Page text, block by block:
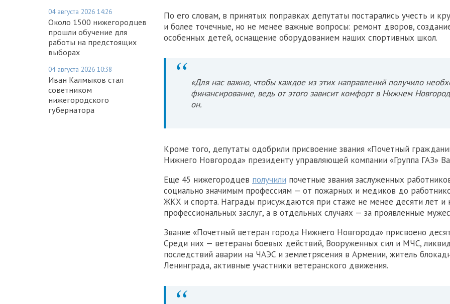
04 августа 2026 14:26
Около 1500 нижегородцев
прошли обучение для
работы на предстоящих
выборах
04 августа 2026 10:38
Иван Калмыков стал
советником
нижегородского
губернатора
По его словам, в принятых поправках депутаты постарались учесть и
и более точечные, но не менее важные вопросы: ремонт дворов,
особенных детей, оснащение оборудованием наших спортивных школ.
«Для нас важно, чтобы каждое из этих направлений получило
финансирование, ведь от этого зависит комфорт в Нижнем
он.
Кроме того, депутаты одобрили присвоение звания «Почетный
Нижнего Новгорода» президенту управляющей компании «Группа ГАЗ»
Еще 45 нижегородцев получили почетные звания заслуженных
социально значимым профессиям — от пожарных и медиков до
ЖКХ и спорта. Награды присуждаются при стаже не менее десяти лет и
профессиональных заслуг, а в отдельных случаях — за проявленные
Звание «Почетный ветеран города Нижнего Новгорода» присвоено
Среди них — ветераны боевых действий, Вооруженных сил и МЧС,
последствий аварии на ЧАЭС и землетрясения в Армении, житель
Ленинграда, активные участники ветеранского движения.